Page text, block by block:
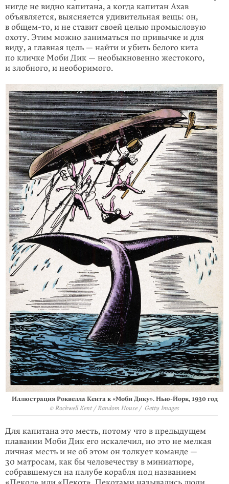
нигде не видно капитана, а когда капитан Ахав
объявляется, выясняется удивительная вещь: он,
в общем-то, и не ставит своей целью промысловую
охоту. Этим можно заниматься по привычке и для
виду, а главная цель — найти и убить белого кита
по кличке Моби Дик — необыкновенно жестокого,
и злобного, и необоримого.
Иллюстрация Роквелла Кента к «Моби Дику». Нью-Йорк, 1930 год
© Rockwell Kent / Random House / Getty Images
Для капитана это месть, потому что в предыдущем
плавании Моби Дик его искалечил, но это не мелкая
личная месть и не об этом он толкует команде —
30 матросам, как бы человечеству в миниатюре,
собрав­шемуся на палубе корабля под назва­нием